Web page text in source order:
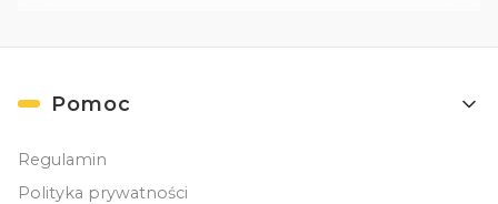
Linki w stopce
Pomoc
Regulamin
Polityka prywatności